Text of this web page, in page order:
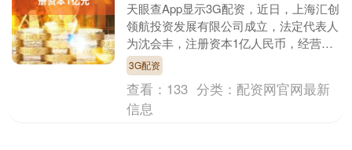
天眼查App显示3G配资，近日，上海汇创
领航投资发展有限公司成立，法定代表人
为沈会丰，注册资本1亿人民币，经营范
围包括以自有资金从事投资活动、自有资
金投资的资产....
3G配资
查看： 133 分类： 配资网官网最新
信息